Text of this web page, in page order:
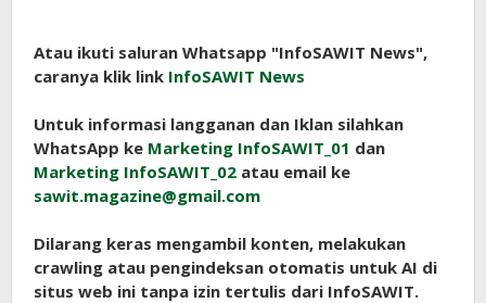
Atau ikuti saluran Whatsapp "InfoSAWIT News",
caranya klik link InfoSAWIT News
Untuk informasi langganan dan Iklan silahkan
WhatsApp ke Marketing InfoSAWIT_01 dan
Marketing InfoSAWIT_02 atau email ke
sawit.magazine@gmail.com
Dilarang keras mengambil konten, melakukan
crawling atau pengindeksan otomatis untuk AI di
situs web ini tanpa izin tertulis dari InfoSAWIT.